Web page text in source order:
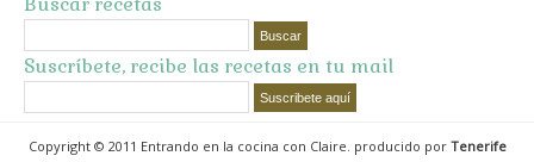
Suscríbete, recibe las recetas en tu mail
Copyright © 2011 Entrando en la cocina con Claire. producido por Tenerife